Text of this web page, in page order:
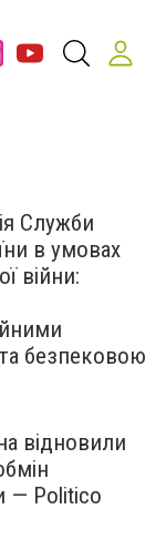
Служби
в умовах
війни:
безпековою
відновили
— Politico